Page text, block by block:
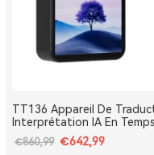
TT136 Appareil De
Interprétation IA En
Traduction Pour Tours Et
Double Canal, Longue
€860,99 €642,99